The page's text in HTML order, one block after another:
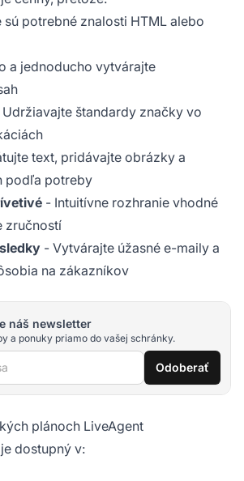
sú potrebné znalosti HTML alebo
a jednoducho vytvárajte
Udržiavajte štandardy značky vo
text, pridávajte obrázky a
podľa potreby
- Intuitívne rozhranie vhodné
zručností
- Vytvárajte úžasné e-maily a
na zákazníkov
náš newsletter
a ponuky priamo do vašej schránky.
Odoberať
plánoch LiveAgent
dostupný v: